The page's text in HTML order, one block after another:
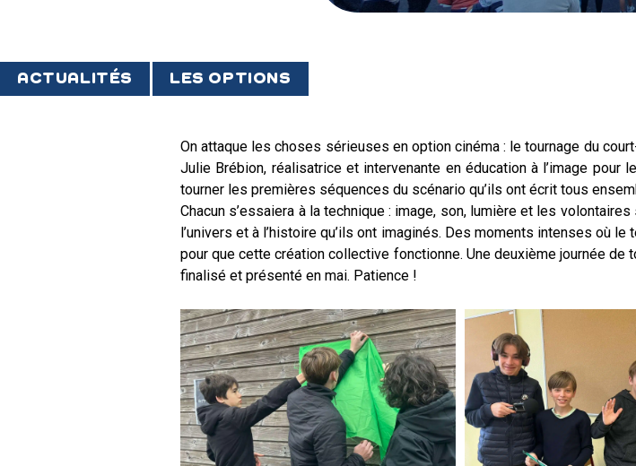
ACTUALITÉS LES OPTIONS
On attaque les choses sérieuses en option cinéma : le tournage du
Julie Brébion, réalisatrice et intervenante en éducation à l’image
tourner les premières séquences du scénario qu’ils ont écrit tous
Chacun s’essaiera à la technique : image, son, lumière et les
l’univers et à l’histoire qu’ils ont imaginés. Des moments intenses où
pour que cette création collective fonctionne. Une deuxième journée
finalisé et présenté en mai. Patience !